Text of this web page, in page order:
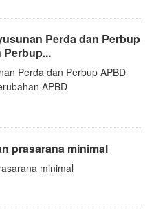
Perda dan Perbup
Perbup...
Perda dan Perbup APBD
APBD
prasarana minimal
minimal